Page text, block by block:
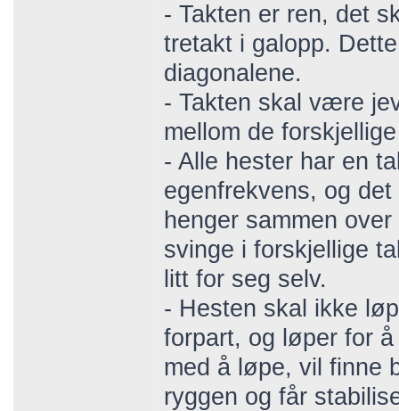
- Takten er ren, det
tretakt i galopp.
diagonalene.
- Takten skal være
mellom de
- Alle hester har en
egenfrekvens, og
henger sammen
svinge i forskjellige
litt for seg selv.
- Hesten skal ikke
forpart, og løper for
med å løpe, vil finne
ryggen og får